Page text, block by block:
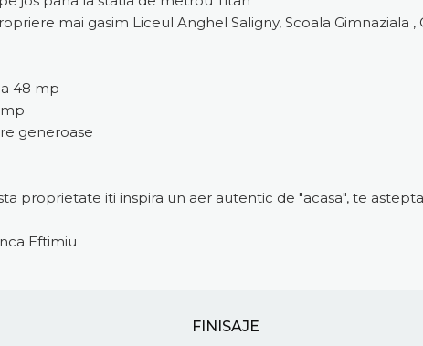
mai gasim Liceul Anghel Saligny, Scoala Gimnaziala ,
48 mp
generoase
proprietate iti inspira un aer autentic de "acasa", te
Eftimiu
FINISAJE